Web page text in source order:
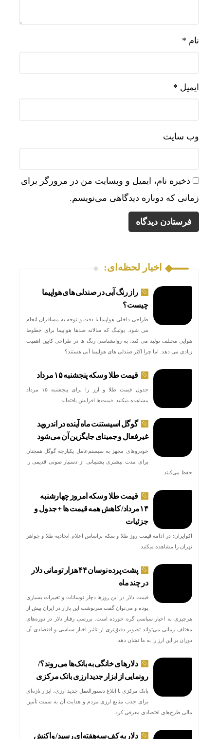
نام *
ایمیل *
وب‌ سایت
ذخیره نام، ایمیل و وبسایت من در مرورگر برای
زمانی که دوباره دیدگاهی می‌نویسم.
اخبار لحظه‌ای:
راز رنگ آبی در صندلی های هواپیما
چیست؟
طراحی داخلی هواپیما با دقت و توجه به مسافران انجام
می شود. بوئینگ که سالانه صدها هواپیما برای خطوط
هوایی مختلف تولید می کند، به روانشناسی رنگ ها در طراحی کابین اهمیت
زیادی می دهد. اما چرا اکثر صندلی های هواپیما آبی هستند؟
قیمت طلا و سکه پنجشنبه ۱۵ مرداد
جدول قیمت طلا و ارز را برای پنجشنبه ۱۵ مرداد
مشاهده میکنید. قیمت‌ها افزایش یافته‌اند.
گوگل اسیستنت ماه آینده در اندروید
غیرفعال و جمینای جایگزین آن می‌شود
خودروهای مجهز به سیستم‌عامل یکپارچه گوگل همچنان
برای مدت بیشتری پشتیبانی از دستیار صوتی قدیمی را
حفظ می‌کنند.
قیمت طلا و سکه امروز چهارشنبه
۱۴مرداد/ کاهش همه قیمت ها + جدول و
جزئیات
اکوایران: در ادامه قیمت روز طلا و سکه براساس اعلام اتحادیه طلا و جواهر
تهران را مشاهده میکنید.
پشت پرده نوسان ۴۴ هزار تومانی دلار
در چند ماه
قیمت دلار در این روزها دچار نوسانات و تغییرات بسیاری
بوده و می‌توان گفت سرنوشت این بازار در ایران بیش از
هرچیزی به اخبار سیاسی گره خورده است. بررسی رفتار دلار در دوره‌های
مختلف زمانی می‌تواند تصویر دقیق‌تری از تاثیر اخبار سیاسی و اقتصادی آن
دوران بر این ارز را به ما نشان دهد.
دلارهای خانگی به بانک‌ها می‌روند؟/
رونمایی از ابزار جدید ارزی بانک مرکزی
بانک مرکزی با ابلاغ دستورالعمل جدید ارزی، ابزار تازه‌ای
برای جذب منابع ارزی مردم و هدایت آن به سمت تأمین
مالی طرح‌های اقتصادی معرفی کرد.
دلار به کف سه‌هفته‌ای رسید/ واکنش